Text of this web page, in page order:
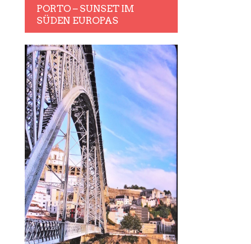
PORTO – SUNSET IM
SÜDEN EUROPAS